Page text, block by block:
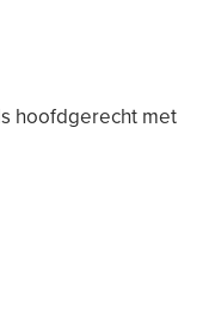
hoofdgerecht met